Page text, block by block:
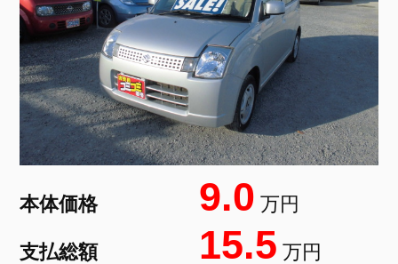
本体価格 9.0 万円
支払総額 15.5 万円